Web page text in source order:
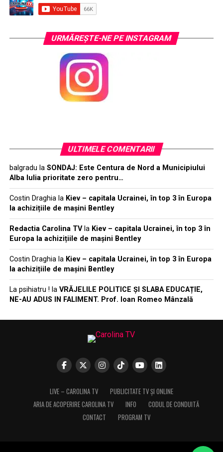
URMĂREŞTE-NE PE INSTAGRAM
ULTIMELE COMENTARII
balgradu la SONDAJ: Este Centura de Nord a Municipiului
Alba Iulia prioritate zero pentru…
Costin Draghiala Kiev – capitala Ucrainei, în top 3 în Europa
la achizițiile de mașini Bentley
Redactia Carolina TVla Kiev – capitala Ucrainei, în top 3 în
Europa la achizițiile de mașini Bentley
Costin Draghiala Kiev – capitala Ucrainei, în top 3 în Europa
la achizițiile de mașini Bentley
La psihiatru ! la VRĂJELILE POLITICE ȘI SLABA EDUCAȚIE,
NE-AU ADUS IN FALIMENT. Prof. Ioan Romeo Mânzală
LIVE – CAROLINA TV
PUBLICITATE TV ȘI ONLINE
ARIA DE ACOPERIRE CAROLINA TV
INFO
CODUL DE CONDUITĂ
CONTACT
PROGRAM TV